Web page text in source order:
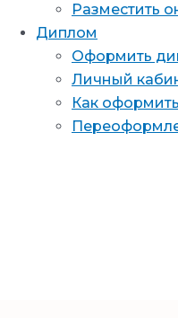
Разместить
Диплом
Оформить
Личный
Как